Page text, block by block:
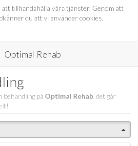
tillhandahålla våra tjänster. Genom att
du att vi använder cookies.
Optimal Rehab
behandling på Optimal Rehab , det går